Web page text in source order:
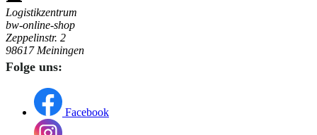
Logistikzentrum
bw-online-shop
Zeppelinstr. 2
98617 Meiningen
Folge uns:
Facebook